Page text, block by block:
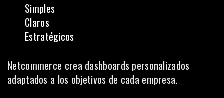
Simples
Claros
Estratégicos
Netcommerce crea dashboards personalizados
adaptados a los objetivos de cada empresa.